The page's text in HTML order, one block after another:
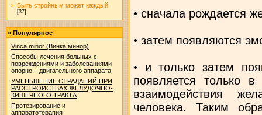
Быть стройным может каждый
[37]
» Популярное
Vinca minor (Винка минор)
Способы лечения больных с
повреждениями и заболеваниями
опорно – двигательного аппарата
УМЕНЬШЕНИЕ СТРАДАНИЙ ПРИ
РАССТРОЙСТВАХ ЖЕЛУДОЧНО-
КИШЕЧНОГО ТРАКТА
Протезирование и
аппаратотерапия
• сначала рождается
• затем появляются
• и только затем
появляется только в
взаимодействия
человека. Таким